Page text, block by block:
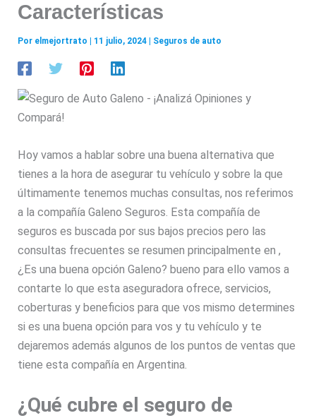
Características
Por elmejortrato 11 julio, 2024 Seguros de auto
Hoy vamos a hablar sobre una buena alternativa que
tienes a la hora de asegurar tu vehículo y sobre la que
últimamente tenemos muchas consultas, nos referimos
a la compañía Galeno Seguros. Esta compañía de
seguros es buscada por sus bajos precios pero las
consultas frecuentes se resumen principalmente en ,
¿Es una buena opción Galeno? bueno para ello vamos a
contarte lo que esta aseguradora ofrece, servicios,
coberturas y beneficios para que vos mismo determines
si es una buena opción para vos y tu vehículo y te
dejaremos además algunos de los puntos de ventas que
tiene esta compañía en Argentina.
¿Qué cubre el seguro de